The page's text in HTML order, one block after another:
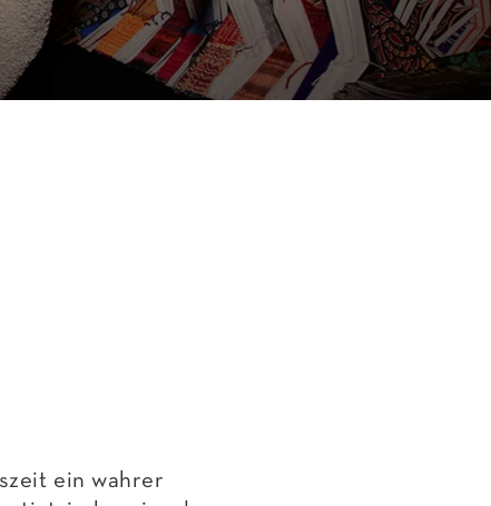
ein wahrer